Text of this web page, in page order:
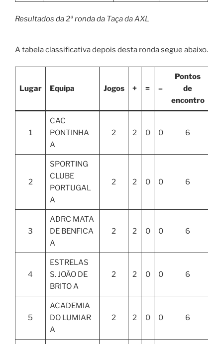
Resultados da 2ª ronda da Taça da AXL
A tabela classificativa depois desta ronda segue abaixo.
Lugar Equipa Jogos + = –
Pontos
de
encontro
1
CAC
PONTINHA
A
2 2 0 0 6
2
SPORTING
CLUBE
PORTUGAL
A
2 2 0 0 6
3
ADRC MATA
DE BENFICA
A
2 2 0 0 6
4
ESTRELAS
S. JOÃO DE
BRITO A
2 2 0 0 6
5
ACADEMIA
DO LUMIAR
A
2 2 0 0 6